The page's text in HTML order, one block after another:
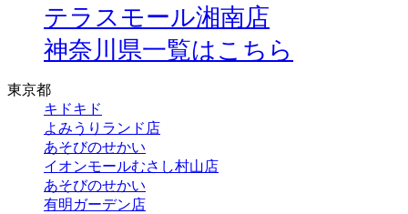
テラスモール湘南店
神奈川県一覧はこちら
東京都
キドキド
よみうりランド店
あそびのせかい
イオンモールむさし村山店
あそびのせかい
有明ガーデン店